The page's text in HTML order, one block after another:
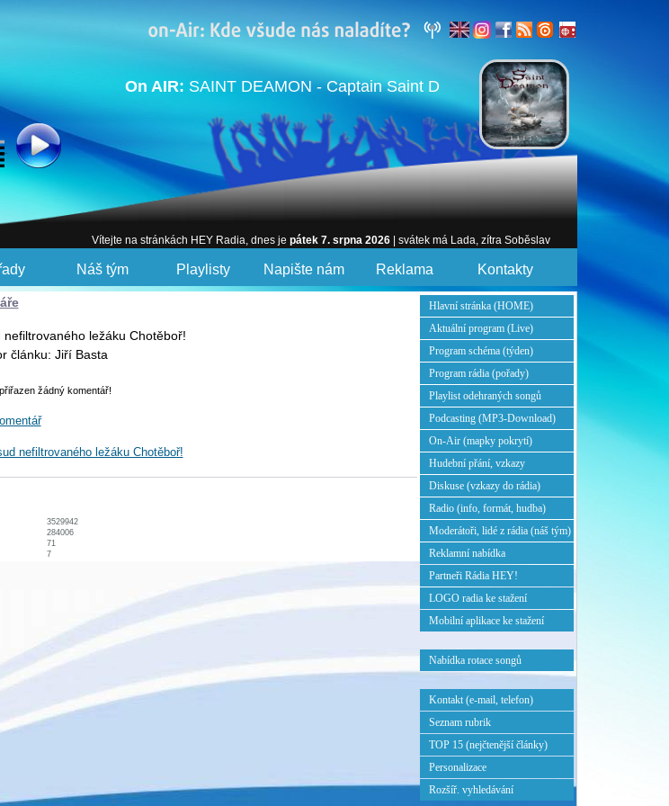
On AIR: SAINT DEAMON - Captain Saint D
Vítejte na stránkách HEY Radia, dnes je pátek 7. srpna 2026 | svátek má Lada, zítra Soběslav
Náš tým Playlisty Napište nám Reklama Kontakty
ležáku Chotěboř!
článku: Jiří Basta
žádný komentář!
nefiltrovaného ležáku Chotěboř!
3529942
284006
71
7
Hlavní stránka (HOME)
Aktuální program (Live)
Program schéma (týden)
Program rádia (pořady)
Playlist odehraných songů
Podcasting (MP3-Download)
On-Air (mapky pokrytí)
Hudební přání, vzkazy
Diskuse (vzkazy do rádia)
Radio (info, formát, hudba)
Moderátoři, lidé z rádia (náš tým)
Reklamní nabídka
Partneři Rádia HEY!
LOGO radia ke stažení
Mobilní aplikace ke stažení
Nabídka rotace songů
Kontakt (e-mail, telefon)
Seznam rubrik
TOP 15 (nejčtenější články)
Personalizace
Rozšíř. vyhledávání